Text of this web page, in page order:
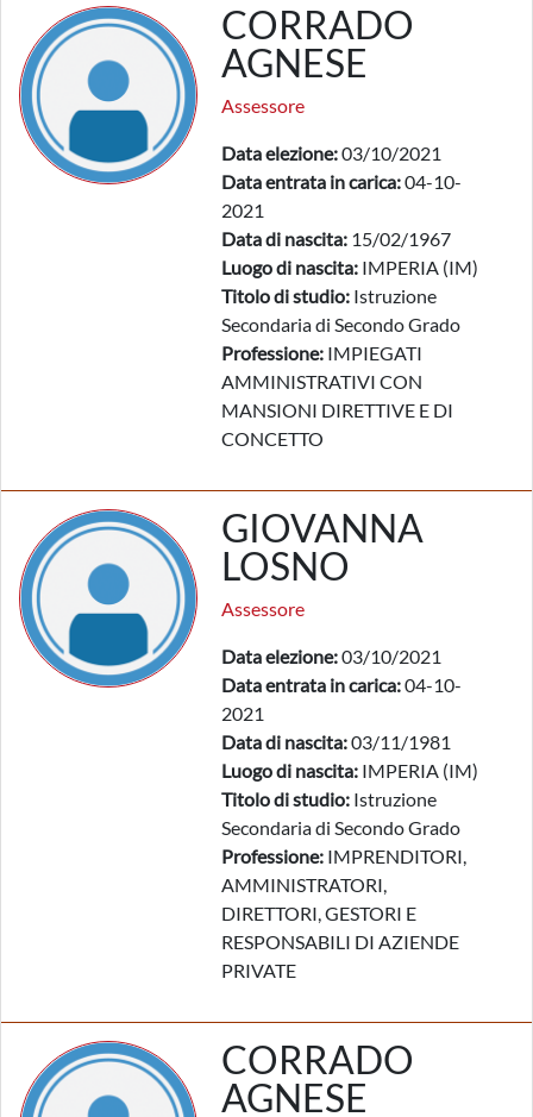
CORRADO
AGNESE
Assessore
Data elezione:03/10/2021
Data entrata in carica:04-10-
2021
Data di nascita: 15/02/1967
Luogo di nascita: IMPERIA (IM)
Titolo di studio: Istruzione
Secondaria di Secondo Grado
Professione: IMPIEGATI
AMMINISTRATIVI CON
MANSIONI DIRETTIVE E DI
CONCETTO
GIOVANNA
LOSNO
Assessore
Data elezione:03/10/2021
Data entrata in carica:04-10-
2021
Data di nascita:03/11/1981
Luogo di nascita: IMPERIA (IM)
Titolo di studio: Istruzione
Secondaria di Secondo Grado
Professione: IMPRENDITORI,
AMMINISTRATORI,
DIRETTORI, GESTORI E
RESPONSABILI DI AZIENDE
PRIVATE
CORRADO
AGNESE